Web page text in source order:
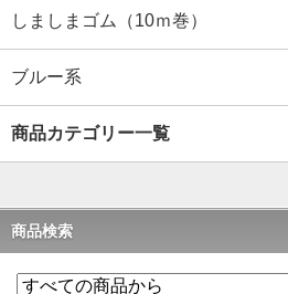
しましまゴム（10ｍ巻）
ブルー系
商品カテゴリー一覧
商品検索